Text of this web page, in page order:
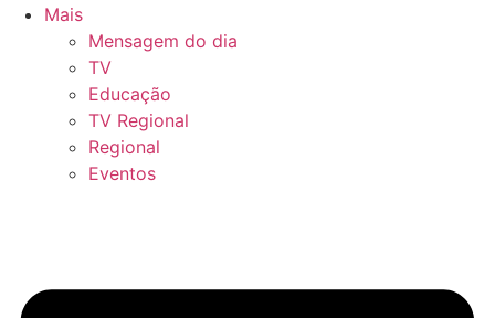
Mais
Mensagem do dia
TV
Educação
TV Regional
Regional
Eventos